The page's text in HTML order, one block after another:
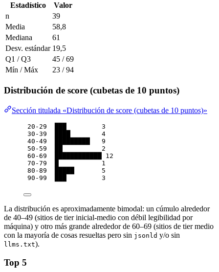
Estadístico
Valor
n
39
Media
58,8
Mediana
61
Desv. estándar 19,5
Q1 / Q3
45 / 69
Mín / Máx
23 / 94
Distribución de score (cubetas de 10 puntos)
Sección titulada «Distribución de score (cubetas de 10 puntos)»
20-29  ███         3
30-39  ████        4
40-49  █████████   9
50-59  ██          2
60-69  ████████████ 12
70-79  █           1
80-89  █████       5
90-99  ███         3
La distribución es aproximadamente bimodal: un cúmulo alrededor
de 40–49 (sitios de tier inicial-medio con débil legibilidad por
máquina) y otro más grande alrededor de 60–69 (sitios de tier medio
con la mayoría de cosas resueltas pero sin jsonld y/o sin
llms.txt).
Top 5